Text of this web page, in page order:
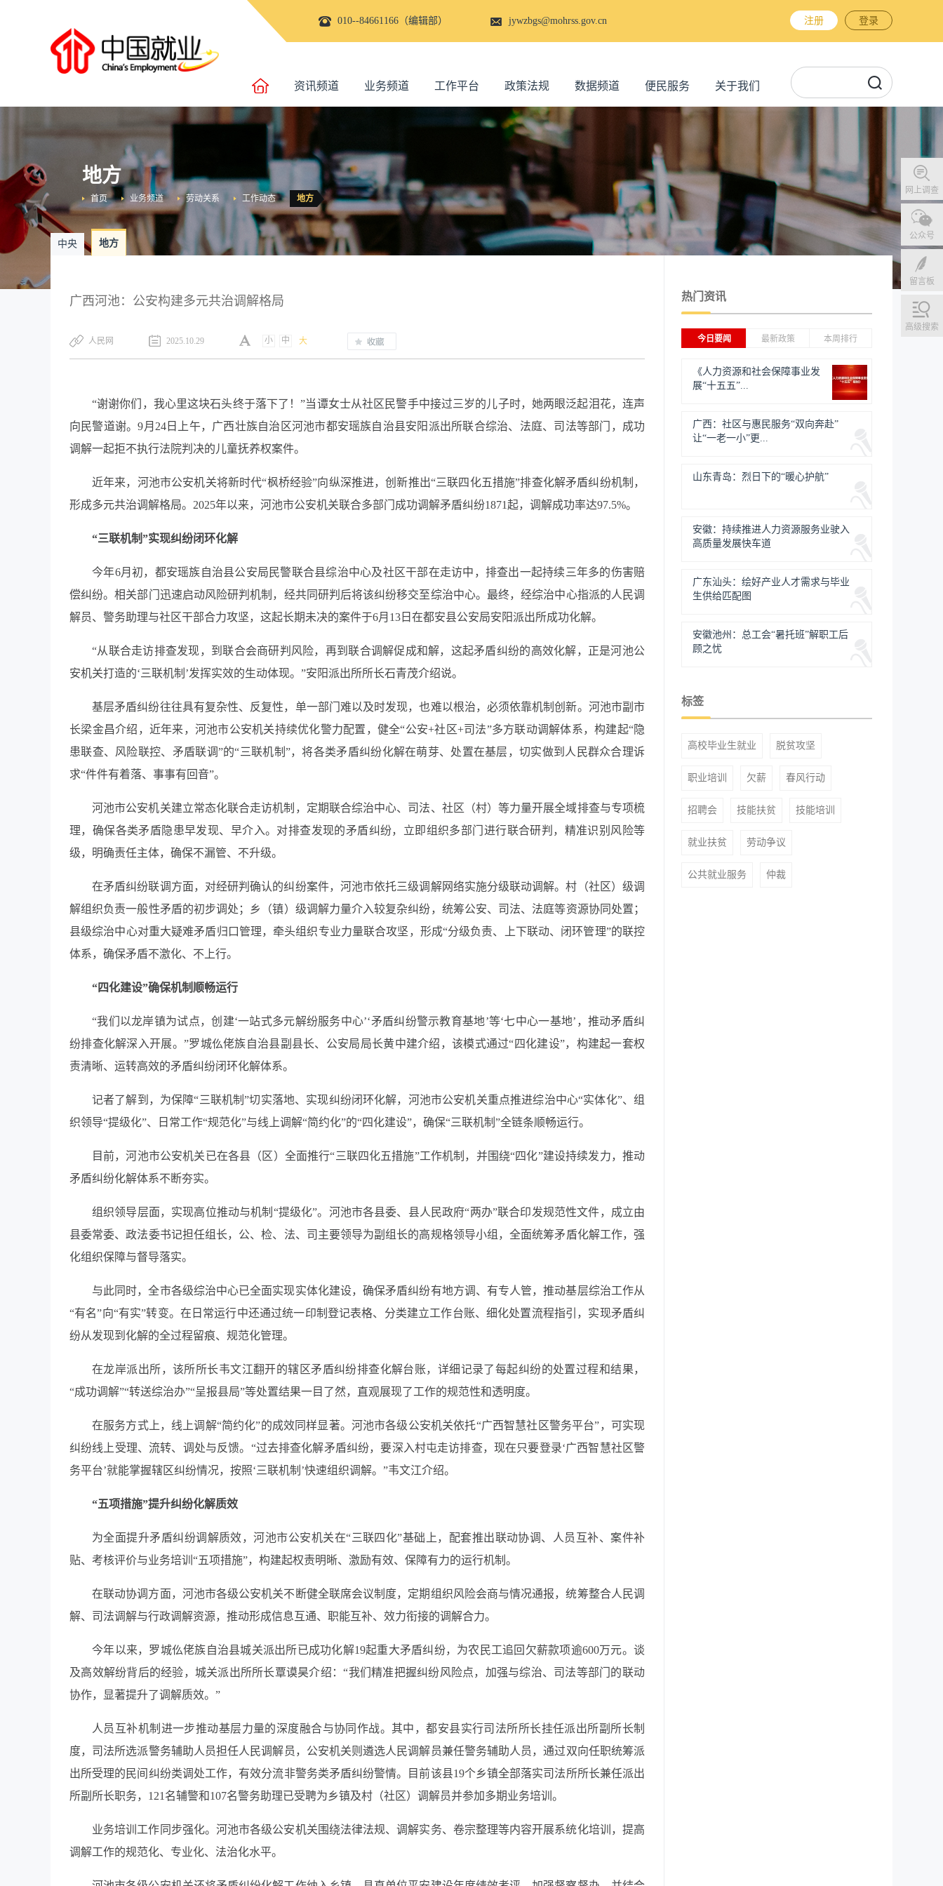
010--84661166（编辑部） jywzbgs@mohrss.gov.cn 注册 登录
资讯频道 业务频道 工作平台 政策法规 数据频道 便民服务 关于我们
网上调查
公众号
留言板
高级搜索
地方
地方
工作动态
劳动关系
业务频道
首页
中央 地方
广西河池：公安构建多元共治调解格局
​人民网 2025.10.29 小 中 大
“谢谢你们，我心里这块石头终于落下了！”当谭女士从社区民警手中接过三岁的儿子时，她两眼泛起泪花，连声
向民警道谢。9月24日上午，广西壮族自治区河池市都安瑶族自治县安阳派出所联合综治、法庭、司法等部门，成功
调解一起拒不执行法院判决的儿童抚养权案件。
近年来，河池市公安机关将新时代“枫桥经验”向纵深推进，创新推出“三联四化五措施”排查化解矛盾纠纷机制，
形成多元共治调解格局。2025年以来，河池市公安机关联合多部门成功调解矛盾纠纷1871起，调解成功率达97.5%。
“三联机制”实现纠纷闭环化解
今年6月初，都安瑶族自治县公安局民警联合县综治中心及社区干部在走访中，排查出一起持续三年多的伤害赔
偿纠纷。相关部门迅速启动风险研判机制，经共同研判后将该纠纷移交至综治中心。最终，经综治中心指派的人民调
解员、警务助理与社区干部合力攻坚，这起长期未决的案件于6月13日在都安县公安局安阳派出所成功化解。
“从联合走访排查发现，到联合会商研判风险，再到联合调解促成和解，这起矛盾纠纷的高效化解，正是河池公
安机关打造的‘三联机制’发挥实效的生动体现。”安阳派出所所长石青茂介绍说。
基层矛盾纠纷往往具有复杂性、反复性，单一部门难以及时发现，也难以根治，必须依靠机制创新。河池市副市
长梁金昌介绍，近年来，河池市公安机关持续优化警力配置，健全“公安+社区+司法”多方联动调解体系，构建起“隐
患联查、风险联控、矛盾联调”的“三联机制”，将各类矛盾纠纷化解在萌芽、处置在基层，切实做到人民群众合理诉
求“件件有着落、事事有回音”。
河池市公安机关建立常态化联合走访机制，定期联合综治中心、司法、社区（村）等力量开展全域排查与专项梳
理，确保各类矛盾隐患早发现、早介入。对排查发现的矛盾纠纷，立即组织多部门进行联合研判，精准识别风险等
级，明确责任主体，确保不漏管、不升级。
在矛盾纠纷联调方面，对经研判确认的纠纷案件，河池市依托三级调解网络实施分级联动调解。村（社区）级调
解组织负责一般性矛盾的初步调处；乡（镇）级调解力量介入较复杂纠纷，统筹公安、司法、法庭等资源协同处置；
县级综治中心对重大疑难矛盾归口管理，牵头组织专业力量联合攻坚，形成“分级负责、上下联动、闭环管理”的联控
体系，确保矛盾不激化、不上行。
“四化建设”确保机制顺畅运行
“我们以龙岸镇为试点，创建‘一站式多元解纷服务中心’‘矛盾纠纷警示教育基地’等‘七中心一基地’，推动矛盾纠
纷排查化解深入开展。”罗城仫佬族自治县副县长、公安局局长黄中建介绍，该模式通过“四化建设”，构建起一套权
责清晰、运转高效的矛盾纠纷闭环化解体系。
记者了解到，为保障“三联机制”切实落地、实现纠纷闭环化解，河池市公安机关重点推进综治中心“实体化”、组
织领导“提级化”、日常工作“规范化”与线上调解“简约化”的“四化建设”，确保“三联机制”全链条顺畅运行。
目前，河池市公安机关已在各县（区）全面推行“三联四化五措施”工作机制，并围绕“四化”建设持续发力，推动
矛盾纠纷化解体系不断夯实。
组织领导层面，实现高位推动与机制“提级化”。河池市各县委、县人民政府“两办”联合印发规范性文件，成立由
县委常委、政法委书记担任组长，公、检、法、司主要领导为副组长的高规格领导小组，全面统筹矛盾化解工作，强
化组织保障与督导落实。
与此同时，全市各级综治中心已全面实现实体化建设，确保矛盾纠纷有地方调、有专人管，推动基层综治工作从
“有名”向“有实”转变。在日常运行中还通过统一印制登记表格、分类建立工作台账、细化处置流程指引，实现矛盾纠
纷从发现到化解的全过程留痕、规范化管理。
在龙岸派出所，该所所长韦文江翻开的辖区矛盾纠纷排查化解台账，详细记录了每起纠纷的处置过程和结果，
“成功调解”“转送综治办”“呈报县局”等处置结果一目了然，直观展现了工作的规范性和透明度。
在服务方式上，线上调解“简约化”的成效同样显著。河池市各级公安机关依托“广西智慧社区警务平台”，可实现
纠纷线上受理、流转、调处与反馈。“过去排查化解矛盾纠纷，要深入村屯走访排查，现在只要登录‘广西智慧社区警
务平台’就能掌握辖区纠纷情况，按照‘三联机制’快速组织调解。”韦文江介绍。
“五项措施”提升纠纷化解质效
为全面提升矛盾纠纷调解质效，河池市公安机关在“三联四化”基础上，配套推出联动协调、人员互补、案件补
贴、考核评价与业务培训“五项措施”，构建起权责明晰、激励有效、保障有力的运行机制。
在联动协调方面，河池市各级公安机关不断健全联席会议制度，定期组织风险会商与情况通报，统筹整合人民调
解、司法调解与行政调解资源，推动形成信息互通、职能互补、效力衔接的调解合力。
今年以来，罗城仫佬族自治县城关派出所已成功化解19起重大矛盾纠纷，为农民工追回欠薪款项逾600万元。谈
及高效解纷背后的经验，城关派出所所长覃谟昊介绍：“我们精准把握纠纷风险点，加强与综治、司法等部门的联动
协作，显著提升了调解质效。”
人员互补机制进一步推动基层力量的深度融合与协同作战。其中，都安县实行司法所所长挂任派出所副所长制
度，司法所选派警务辅助人员担任人民调解员，公安机关则遴选人民调解员兼任警务辅助人员，通过双向任职统筹派
出所受理的民间纠纷类调处工作，有效分流非警务类矛盾纠纷警情。目前该县19个乡镇全部落实司法所所长兼任派出
所副所长职务，121名辅警和107名警务助理已受聘为乡镇及村（社区）调解员并参加多期业务培训。
业务培训工作同步强化。河池市各级公安机关围绕法律法规、调解实务、卷宗整理等内容开展系统化培训，提高
调解工作的规范化、专业化、法治化水平。
热门资讯
今日要闻 最新政策 本周排行
《人力资源和社会保障事业发
展“十五五”...
广西：社区与惠民服务“双向奔赴”
让“一老一小”更...
山东青岛：烈日下的“暖心护航”
安徽：持续推进人力资源服务业驶入
高质量发展快车道
广东汕头：绘好产业人才需求与毕业
生供给匹配图
安徽池州：总工会“暑托班”解职工后
顾之忧
标签
高校毕业生就业 脱贫攻坚
职业培训 欠薪 春风行动
招聘会 技能扶贫 技能培训
就业扶贫 劳动争议
公共就业服务 仲裁